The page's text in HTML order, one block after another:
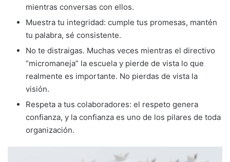
mientras conversas con ellos.
Muestra tu integridad: cumple tus promesas, mantén
tu palabra, sé consistente.
No te distraigas. Muchas veces mientras el directivo
“micromaneja” la escuela y pierde de vista lo que
realmente es importante. No pierdas de vista la
visión.
Respeta a tus colaboradores: el respeto genera
confianza, y la confianza es uno de los pilares de toda
organización.